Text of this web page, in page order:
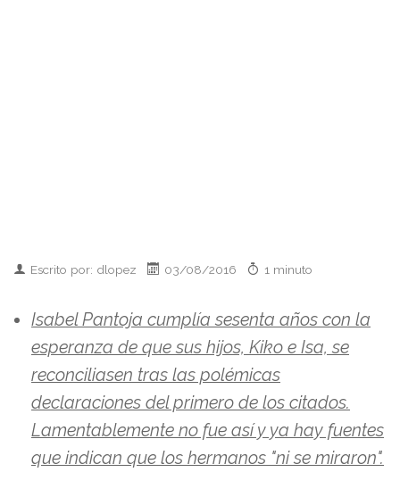
Escrito por: dlopez 03/08/2016 1 minuto
Isabel Pantoja cumplía sesenta años con la
esperanza de que sus hijos, Kiko e Isa, se
reconciliasen tras las polémicas
declaraciones del primero de los citados.
Lamentablemente no fue así y ya hay fuentes
que indican que los hermanos "ni se miraron".